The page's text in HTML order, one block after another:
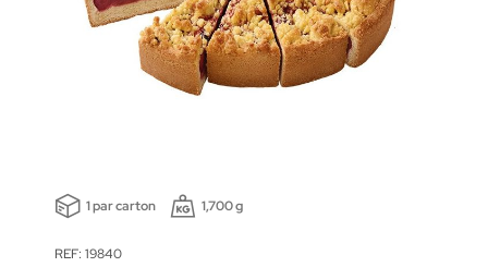
1 par carton 1,700 g
REF: 19840